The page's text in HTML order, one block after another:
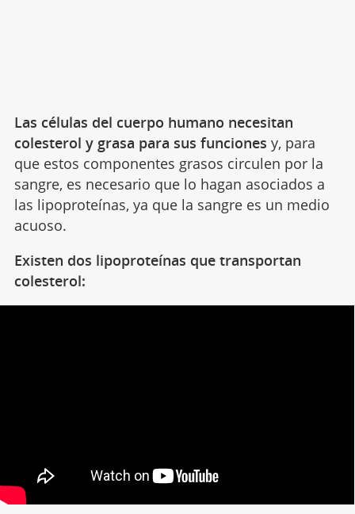
Las células del cuerpo humano necesitan
colesterol y grasa para sus funciones y, para
que estos componentes grasos circulen por la
sangre, es necesario que lo hagan asociados a
las lipoproteínas, ya que la sangre es un medio
acuoso.
Existen dos lipoproteínas que transportan
colesterol: